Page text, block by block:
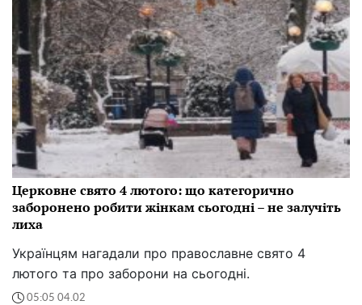
Церковне свято 4 лютого: що категорично
заборонено робити жінкам сьогодні – не залучіть
лиха
Українцям нагадали про православне свято 4
лютого та про заборони на сьогодні.
05:05 04.02